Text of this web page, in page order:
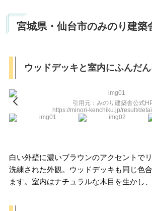
宮城県・仙台市のみのり建築
ウッドデッキと室内にふんだ
引用元：みのり建築舎公式
https://minori-kenchiku.jp/result/
白い外壁に濃いブラウンのアクセントで
洗練された外観。ウッドデッキも同じ色
ます。室内はナチュラルな木目を生かし